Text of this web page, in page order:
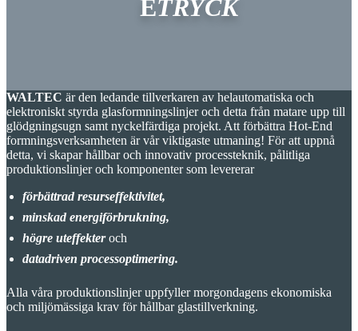
ETRYCK
WALTEC är den ledande tillverkaren av helautomatiska och
elektroniskt styrda glasformningslinjer och detta från matare upp till
glödgningsugn samt nyckelfärdiga projekt. Att förbättra Hot-End
formningsverksamheten är vår viktigaste utmaning! För att uppnå
detta, vi skapar hållbar och innovativ processteknik, pålitliga
produktionslinjer och komponenter som levererar
förbättrad resurseffektivitet,
minskad energiförbrukning,
högre uteffekteroch
datadriven processoptimering.
Alla våra produktionslinjer uppfyller morgondagens ekonomiska
och miljömässiga krav för hållbar glastillverkning.